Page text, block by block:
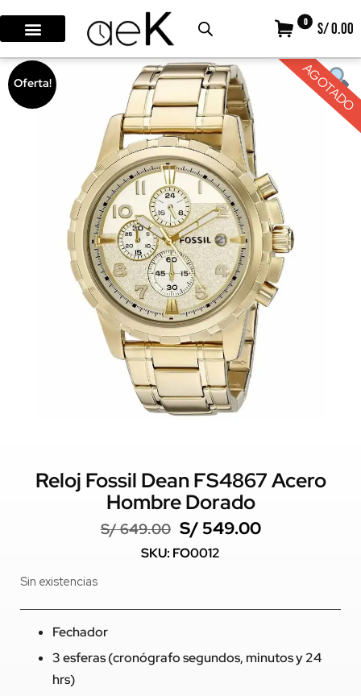
0 S/ 0.00
Oferta! AGOTADO
Reloj Fossil Dean FS4867 Acero
Hombre Dorado
S/649.00 S/549.00
SKU: FO0012
Sin existencias
Fechador
3 esferas (cronógrafo segundos, minutos y 24
hrs)